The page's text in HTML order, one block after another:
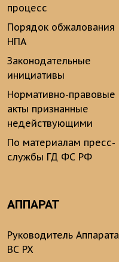
процесс
Порядок обжалования
НПА
Законодательные
инициативы
Нормативно-правовые
акты признанные
недействующими
По материалам пресс-
службы ГД ФС РФ
АППАРАТ
Руководитель Аппарата
ВС РХ